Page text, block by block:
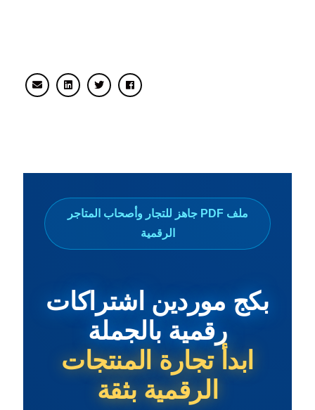
ملف PDF جاهز للتجار وأصحاب المتاجر
الرقمية
بكج موردين اشتراكات
رقمية بالجملة
ابدأ تجارة المنتجات
الرقمية بثقة